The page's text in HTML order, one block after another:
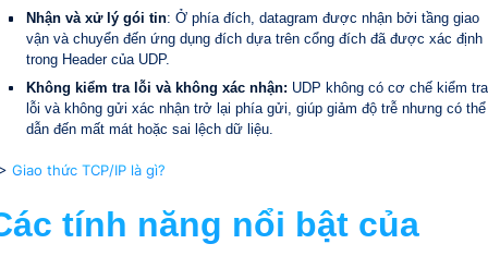
Nhận và xử lý gói tin: Ở phía đích, datagram được nhận bởi tầng giao
vận và chuyển đến ứng dụng đích dựa trên cổng đích đã được xác định
trong Header của UDP.
Không kiểm tra lỗi và không xác nhận: UDP không có cơ chế kiểm tra
lỗi và không gửi xác nhận trở lại phía gửi, giúp giảm độ trễ nhưng có thể
dẫn đến mất mát hoặc sai lệch dữ liệu.
Giao thức TCP/IP là gì?
tính năng nổi bật của